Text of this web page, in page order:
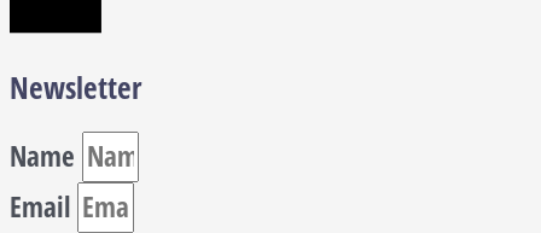
Newsletter
Name
Email